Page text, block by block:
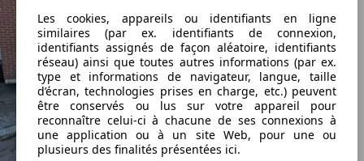
Les cookies, appareils ou identifiants en ligne
similaires (par ex. identifiants de connexion,
identifiants assignés de façon aléatoire, identifiants
réseau) ainsi que toutes autres informations (par ex.
type et informations de navigateur, langue, taille
d’écran, technologies prises en charge, etc.) peuvent
être conservés ou lus sur votre appareil pour
reconnaître celui-ci à chacune de ses connexions à
une application ou à un site Web, pour une ou
plusieurs des finalités présentées ici.